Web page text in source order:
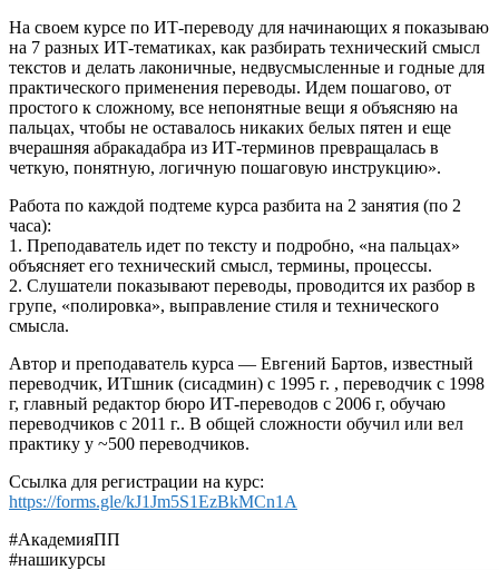
На своем курсе по ИТ-переводу для начинающих я показываю
на 7 разных ИТ-тематиках, как разбирать технический смысл
текстов и делать лаконичные, недвусмысленные и годные для
практического применения переводы. Идем пошагово, от
простого к сложному, все непонятные вещи я объясняю на
пальцах, чтобы не оставалось никаких белых пятен и еще
вчерашняя абракадабра из ИТ-терминов превращалась в
четкую, понятную, логичную пошаговую инструкцию».
Работа по каждой подтеме курса разбита на 2 занятия (по 2
часа):
1. Преподаватель идет по тексту и подробно, «на пальцах»
объясняет его технический смысл, термины, процессы.
2. Слушатели показывают переводы, проводится их разбор в
групе, «полировка», выправление стиля и технического
смысла.
Автор и преподаватель курса — Евгений Бартов, известный
переводчик, ИТшник (сисадмин) с 1995 г. , переводчик с 1998
г, главный редактор бюро ИТ-переводов с 2006 г, обучаю
переводчиков с 2011 г.. В общей сложности обучил или вел
практику у ~500 переводчиков.
Ссылка для регистрации на курс:
https://forms.gle/kJ1Jm5S1EzBkMCn1A
#АкадемияПП
#нашикурсы